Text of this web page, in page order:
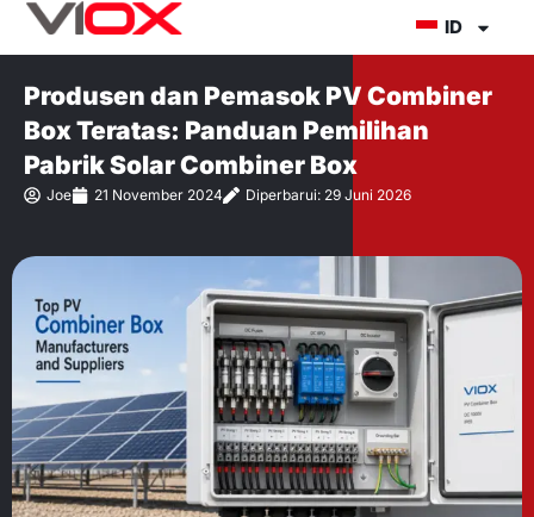
Lewati
ID
Produsen dan Pemasok PV Combiner
Box Teratas: Panduan Pemilihan
Pabrik Solar Combiner Box
Joe 21 November 2024 Diperbarui: 29 Juni 2026